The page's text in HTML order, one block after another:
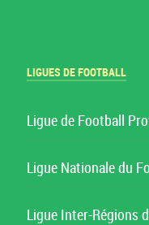
LIGUES DE FOOTBALL
Ligue de Football
Ligue Nationale du
Ligue Inter-Régions